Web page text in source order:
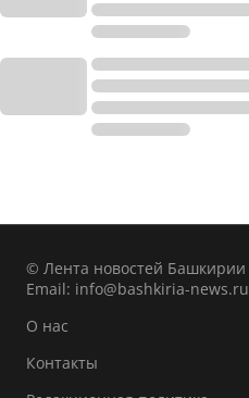
© Лента новостей Башкирии
Email: info@bashkiria-news.ru
О нас
Контакты